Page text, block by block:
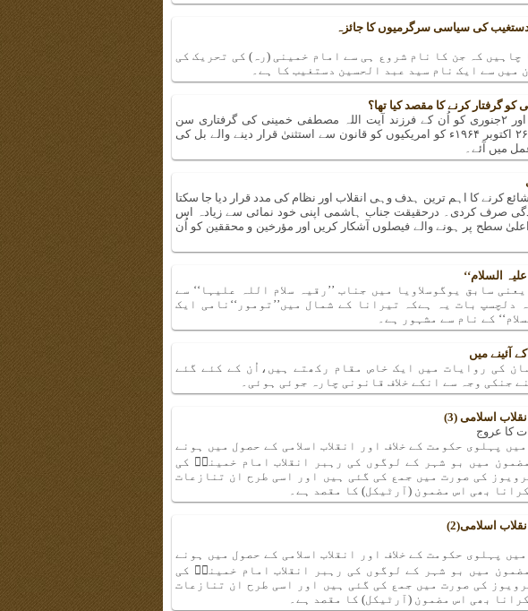
کی سیاسی سرگرمیوں کا جائزہ
کہ جن کا نام شروع ہی سے امام خمینی (رہ) کی تحریک کی
میں سے ایک نام سید عبد الحسین دستغیب کا ہے۔
گرفتار کرنے کا مقصد کیا تھا؟
امام خمینی (رہ) کی ترکی جلاوطنی اور ۲جنوری کو اُن کے فرزند آیت اللہ مصطفی خمینی کی گرفتاری سن
۱۹۶۵ء کے اہم اور خبرساز واقعات تھے جو ۲۶ اکتوبر ۱۹۶۴ء کو امریکیوں کو قانون سے استثنیٰ قرار دینے والے بل کی
میں آئے۔
کرنے کا اہم ترین ہدف وہی انقلاب اور نظام کی مدد قرار دیا جا سکتا
صرف کردی۔ درحقیقت جناب ہاشمی اپنی خود نمائی سے زیادہ اس
سطح پر ہونے والے فیصلوں آشکار کریں اور مؤرخین و محققین کو اُن
السلام‘‘
سابق یوگوسلاویا میں جناب ’’رقیہ سلام اللہ علیہا‘‘ سے
بات یہ ہےکہ تیرانا کے شمال میں’’تومور‘‘نامی ایک
کے نام سے مشہور ہے۔
آئینے میں
کی روایات میں ایک خاص مقام رکھتے ہیں،اُن کے کئے گئے
جنکی وجہ سے انکے خلاف قانونی چارہ جوئی ہوئی۔
اسلامی (3)
پہلوی حکومت کے خلاف اور انقلاب اسلامی کے حصول میں ہونے
میں بو شہر کے لوگوں کی رہبر انقلاب امام خمینیؓ کی
کی صورت میں جمع کی گئی ہیں اور اسی طرح ان تنازعات
بھی اس مضمون (آرٹیکل) کا مقصد ہے۔
اسلامی(2)
پہلوی حکومت کے خلاف اور انقلاب اسلامی کے حصول میں ہونے
میں بو شہر کے لوگوں کی رہبر انقلاب امام خمینیؓ کی
کی صورت میں جمع کی گئی ہیں اور اسی طرح ان تنازعات
بھی اس مضمون (آرٹیکل) کا مقصد ہے۔